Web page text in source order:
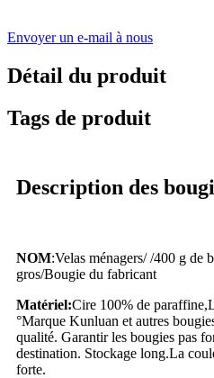
Envoyer un e-mail à nous
Détail du produit
Tags de produit
Description des
NOM:Velas ménagers/ /400 g de
gros/Bougie du fabricant
Matériel:Cire 100% de paraffine,
°Marque Kunluan et autres
qualité. Garantir les bougies pas
destination. Stockage long.La
forte.